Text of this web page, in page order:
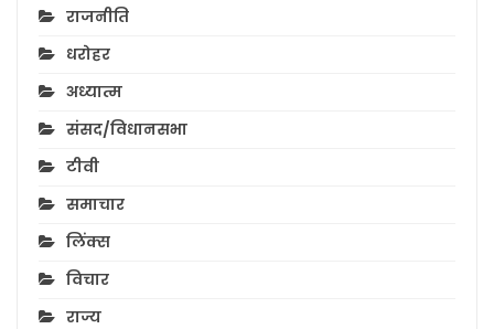
राजनीति
धरोहर
अध्यात्म
संसद/विधानसभा
टीवी
समाचार
लिंक्स
विचार
राज्य